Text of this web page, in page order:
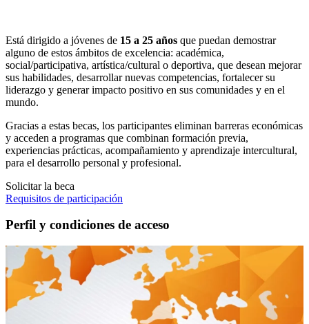
Está dirigido a jóvenes de 15 a 25 años que puedan demostrar
alguno de estos ámbitos de excelencia: académica,
social/participativa, artística/cultural o deportiva, que desean mejorar
sus habilidades, desarrollar nuevas competencias, fortalecer su
liderazgo y generar impacto positivo en sus comunidades y en el
mundo.
Gracias a estas becas, los participantes eliminan barreras económicas
y acceden a programas que combinan formación previa,
experiencias prácticas, acompañamiento y aprendizaje intercultural,
para el desarrollo personal y profesional.
Solicitar la beca
Requisitos de participación
Perfil y condiciones de acceso